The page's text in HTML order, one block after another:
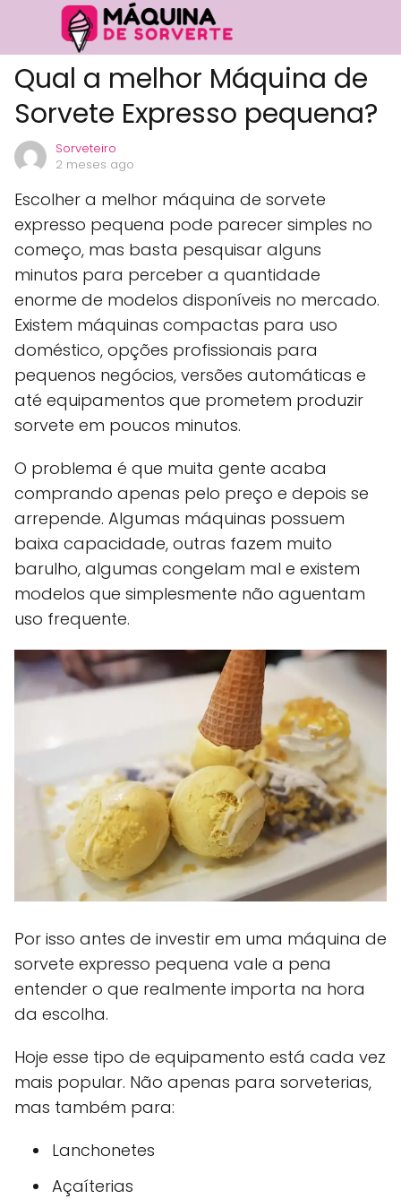
Qual a melhor Máquina de
Sorvete Expresso pequena?
Sorveteiro
2 meses ago
Escolher a melhor máquina de sorvete
expresso pequena pode parecer simples no
começo, mas basta pesquisar alguns
minutos para perceber a quantidade
enorme de modelos disponíveis no mercado.
Existem máquinas compactas para uso
doméstico, opções profissionais para
pequenos negócios, versões automáticas e
até equipamentos que prometem produzir
sorvete em poucos minutos.
O problema é que muita gente acaba
comprando apenas pelo preço e depois se
arrepende. Algumas máquinas possuem
baixa capacidade, outras fazem muito
barulho, algumas congelam mal e existem
modelos que simplesmente não aguentam
uso frequente.
Por isso antes de investir em uma máquina de
sorvete expresso pequena vale a pena
entender o que realmente importa na hora
da escolha.
Hoje esse tipo de equipamento está cada vez
mais popular. Não apenas para sorveterias,
mas também para:
Lanchonetes
Açaíterias